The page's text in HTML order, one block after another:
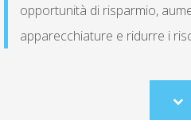
opportunità di risparmio,
apparecchiature e ridurre i
to